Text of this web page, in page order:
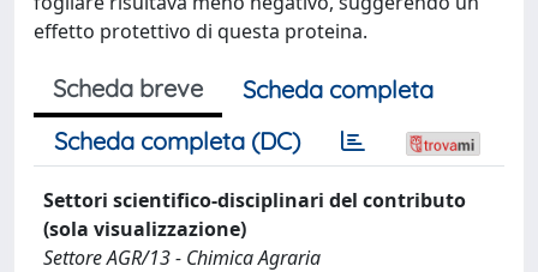
effetto protettivo di questa proteina.
Scheda breve
Scheda completa
Scheda completa (DC)
Settori scientifico-disciplinari del contributo
(sola visualizzazione)
Settore AGR/13 - Chimica Agraria